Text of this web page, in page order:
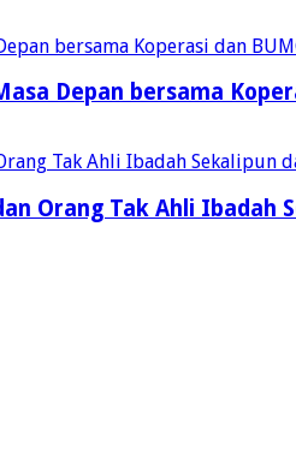
Depan bersama
Orang Tak Ahli Ibadah